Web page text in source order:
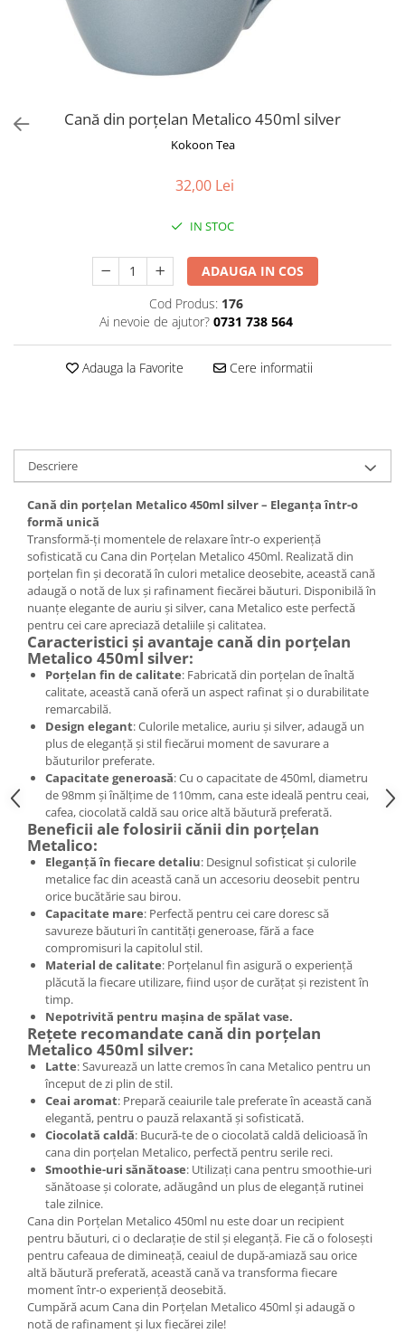
Sirop de ceai
Cană din porţelan Metalico 450ml silver
Kokoon Tea
32,00 Lei
IN STOC
ADAUGA IN COS
Cod Produs: 176
Ai nevoie de ajutor? 0731 738 564
Adauga la Favorite Cere informatii
Descriere
Cană din porțelan Metalico 450ml silver – Eleganța într-o
formă unică
Transformă-ți momentele de relaxare într-o experiență
sofisticată cu Cana din Porțelan Metalico 450ml. Realizată din
porțelan fin și decorată în culori metalice deosebite, această cană
adaugă o notă de lux și rafinament fiecărei băuturi. Disponibilă în
nuanțe elegante de auriu și silver, cana Metalico este perfectă
pentru cei care apreciază detaliile și calitatea.
Caracteristici și avantaje cană din porțelan
Metalico 450ml silver:
Porțelan fin de calitate: Fabricată din porțelan de înaltă
calitate, această cană oferă un aspect rafinat și o durabilitate
remarcabilă.
Design elegant: Culorile metalice, auriu și silver, adaugă un
plus de eleganță și stil fiecărui moment de savurare a
băuturilor preferate.
Capacitate generoasă: Cu o capacitate de 450ml, diametru
de 98mm și înălțime de 110mm, cana este ideală pentru ceai,
cafea, ciocolată caldă sau orice altă băutură preferată.
Beneficii ale folosirii cănii din porțelan
Metalico:
Eleganță în fiecare detaliu: Designul sofisticat și culorile
metalice fac din această cană un accesoriu deosebit pentru
orice bucătărie sau birou.
Capacitate mare: Perfectă pentru cei care doresc să
savureze băuturi în cantități generoase, fără a face
compromisuri la capitolul stil.
Material de calitate: Porțelanul fin asigură o experiență
plăcută la fiecare utilizare, fiind ușor de curățat și rezistent în
timp.
Nepotrivită pentru mașina de spălat vase.
Rețete recomandate cană din porțelan
Metalico 450ml silver:
Latte: Savurează un latte cremos în cana Metalico pentru un
început de zi plin de stil.
Ceai aromat: Prepară ceaiurile tale preferate în această cană
elegantă, pentru o pauză relaxantă și sofisticată.
Ciocolată caldă: Bucură-te de o ciocolată caldă delicioasă în
cana din porțelan Metalico, perfectă pentru serile reci.
Smoothie-uri sănătoase: Utilizați cana pentru smoothie-uri
sănătoase și colorate, adăugând un plus de eleganță rutinei
tale zilnice.
Cana din Porțelan Metalico 450ml nu este doar un recipient
pentru băuturi, ci o declarație de stil și eleganță. Fie că o folosești
pentru cafeaua de dimineață, ceaiul de după-amiază sau orice
altă băutură preferată, această cană va transforma fiecare
moment într-o experiență deosebită.
Cumpără acum Cana din Porțelan Metalico 450ml și adaugă o
notă de rafinament și lux fiecărei zile!